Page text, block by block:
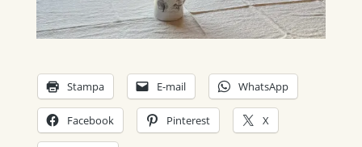
Stampa E-mail WhatsApp
Facebook Pinterest X